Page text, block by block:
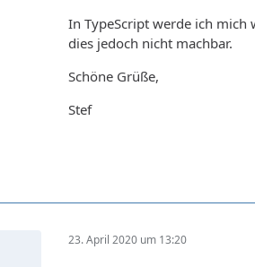
In TypeScript werde ich mich
dies jedoch nicht machbar.
Schöne Grüße,
Stef
23. April 2020 um 13:20